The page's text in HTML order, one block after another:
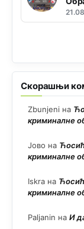
Скорашњи
Zbunjeni на
криминалне
Јово на
криминалне
Iskra на
криминалне
Paljanin на И